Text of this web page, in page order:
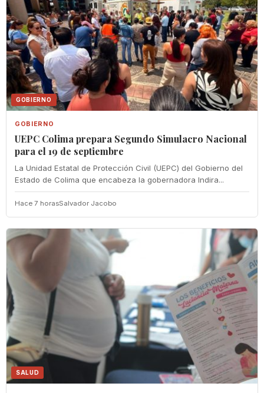
GOBIERNO
GOBIERNO
UEPC Colima prepara Segundo Simulacro Nacional
para el 19 de septiembre
La Unidad Estatal de Protección Civil (UEPC) del Gobierno del
Estado de Colima que encabeza la gobernadora Indira...
Hace 7 horasSalvador Jacobo
SALUD